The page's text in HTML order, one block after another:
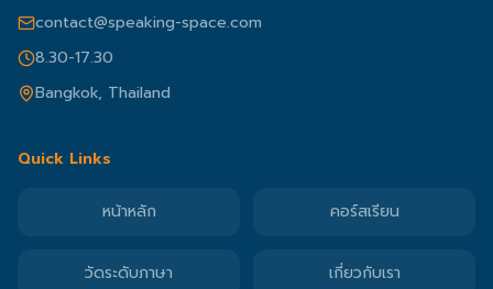
contact@speaking-space.com
8.30-17.30
Bangkok, Thailand
Quick Links
หน้าหลัก คอร์สเรียน
วัดระดับภาษา เกี่ยวกับเรา